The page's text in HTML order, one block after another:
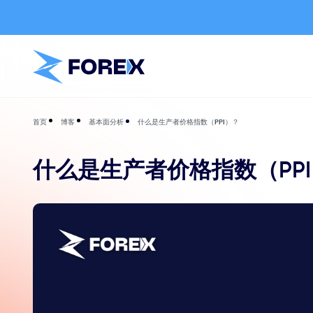
首页 博客 基本面分析 什么是生产者价格指数（PPI）？
什么是生产者价格指数（